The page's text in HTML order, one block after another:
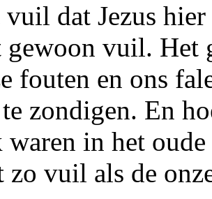
vuil dat Jezus
gewoon vuil. Het
fouten en ons
zondigen. En
waren in het
zo vuil als de